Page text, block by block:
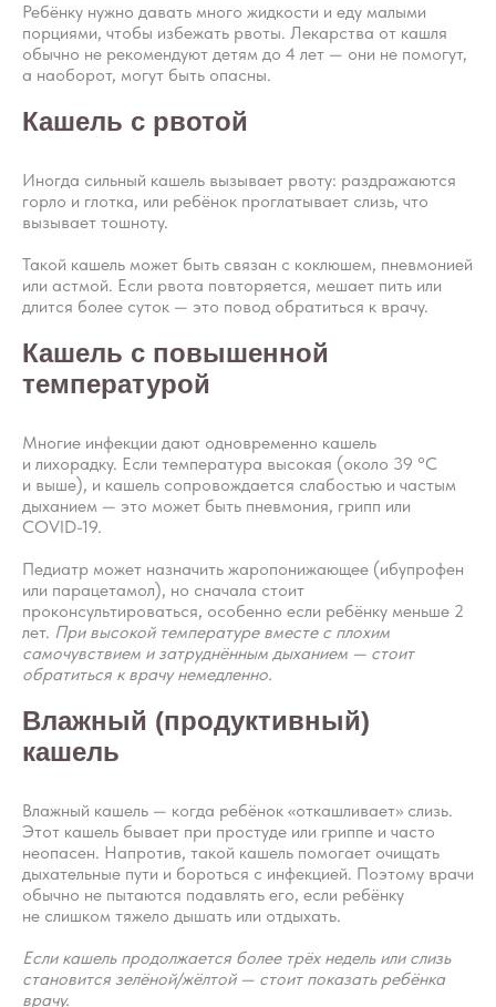
Ребёнку нужно давать много жидкости и еду малыми
порциями, чтобы избежать рвоты. Лекарства от кашля
обычно не рекомендуют детям до 4 лет — они не помогут,
а наоборот, могут быть опасны.
Кашель с рвотой
Иногда сильный кашель вызывает рвоту: раздражаются
горло и глотка, или ребёнок проглатывает слизь, что
вызывает тошноту.
Такой кашель может быть связан с коклюшем, пневмонией
или астмой. Если рвота повторяется, мешает пить или
длится более суток — это повод обратиться к врачу.
Кашель с повышенной
температурой
Многие инфекции дают одновременно кашель
и лихорадку. Если температура высокая (около 39 °C
и выше), и кашель сопровождается слабостью и частым
дыханием — это может быть пневмония, грипп или
COVID-19.
Педиатр может назначить жаропонижающее (ибупрофен
или парацетамол), но сначала стоит
проконсультироваться, особенно если ребёнку меньше 2
лет. При высокой температуре вместе с плохим
самочувствием и затруднённым дыханием — стоит
обратиться к врачу немедленно.
Влажный (продуктивный)
кашель
Влажный кашель — когда ребёнок «откашливает» слизь.
Этот кашель бывает при простуде или гриппе и часто
неопасен. Напротив, такой кашель помогает очищать
дыхательные пути и бороться с инфекцией. Поэтому врачи
обычно не пытаются подавлять его, если ребёнку
не слишком тяжело дышать или отдыхать.
Если кашель продолжается более трёх недель или слизь
становится зелёной/жёлтой — стоит показать ребёнка
врачу.